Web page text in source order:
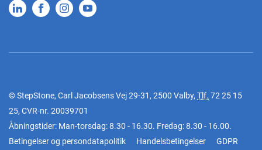
© StepStone, Carl Jacobsens Vej 29-31, 2500 Valby, Tlf. 72 25 15
25, CVR-nr. 20039701
Åbningstider: Man-torsdag: 8.30 - 16.30. Fredag: 8.30 - 16.00.
Betingelser og persondatapolitik
Handelsbetingelser GDPR